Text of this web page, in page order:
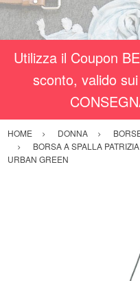
Utilizza il Coupon
sconto, valido
HOME DONNA
BORSA A SPALLA
URBAN GREEN